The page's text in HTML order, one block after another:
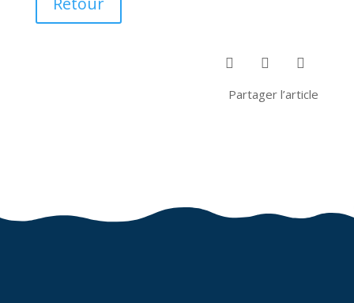
 

Partager l’article